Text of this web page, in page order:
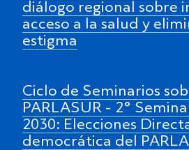
diálogo regional sobre
acceso a la salud y
estigma
Ciclo de Seminarios
PARLASUR - 2°
2030: Elecciones
democrática del